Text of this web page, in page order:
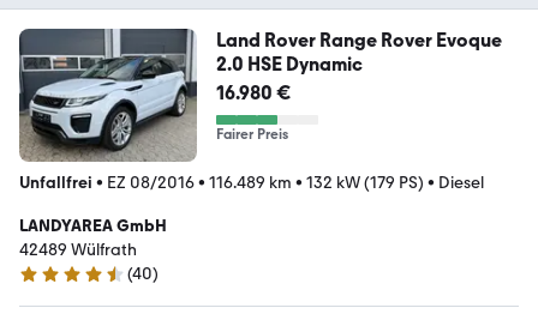
Land Rover Range Rover Evoque
2.0 HSE Dynamic
16.980 €
Fairer Preis
Unfallfrei • EZ 08/2016• 116.489 km • 132 kW (179 PS) • Diesel
LANDYAREA GmbH
42489 Wülfrath
4.7 Sterne
(40)